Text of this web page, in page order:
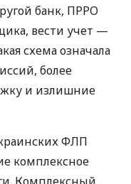
банк, ПРРО
вести учет —
схема означала
более
и излишние
ФЛП
комплексное